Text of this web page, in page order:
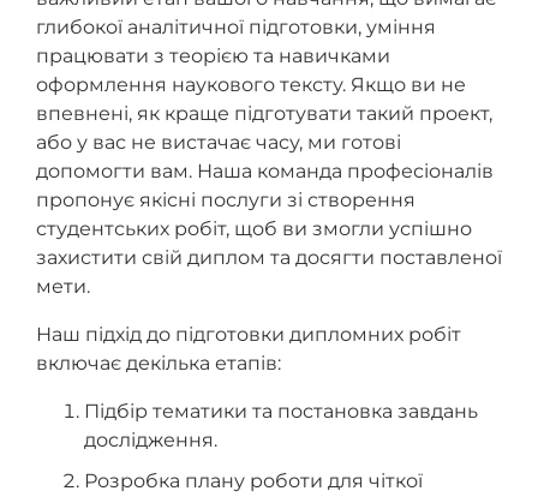
глибокої аналітичної підготовки, уміння
працювати з теорією та навичками
оформлення наукового тексту. Якщо ви не
впевнені, як краще підготувати такий проект,
або у вас не вистачає часу, ми готові
допомогти вам. Наша команда професіоналів
пропонує якісні послуги зі створення
студентських робіт, щоб ви змогли успішно
захистити свій диплом та досягти поставленої
мети.
Наш підхід до підготовки дипломних робіт
включає декілька етапів:
Підбір тематики та постановка завдань
дослідження.
Розробка плану роботи для чіткої